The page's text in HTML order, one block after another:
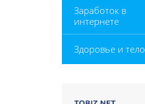
Заработок в
интернете
Здоровье и тело